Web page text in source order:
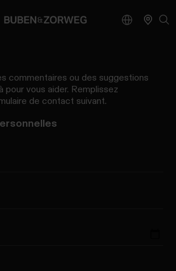
commentaires ou des suggestions
pour vous aider. Remplissez
de contact suivant.